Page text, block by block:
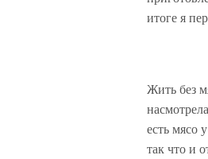
итоге я
Жить без
есть мясо
так что и